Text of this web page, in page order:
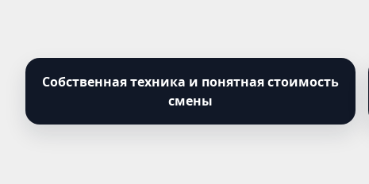
Собственная техника и понятная стоимость
смены